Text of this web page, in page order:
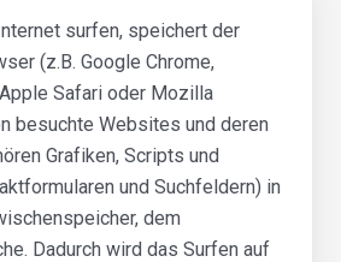
surfen, speichert der
(z.B. Google Chrome,
Safari oder Mozilla
besuchte Websites und deren
Grafiken, Scripts und
und Suchfeldern) in
dem
Dadurch wird das Surfen auf